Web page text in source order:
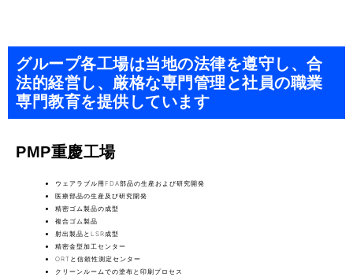
グループ各工場は当地の法律を遵守し、合
法的経営し、厳格な専門管理と社員の職業
専門教育を提供しています
PMP重慶工場
ウェアラブル用FDA部品の生産および研究開発
医療部品の生産及び研究開発
精密ゴム製品の成型
複合ゴム製品
射出製品とLSR成型
精密金型加工センター
ORTと信頼性測定センター
クリーンルームでの塗布と印刷プロセス